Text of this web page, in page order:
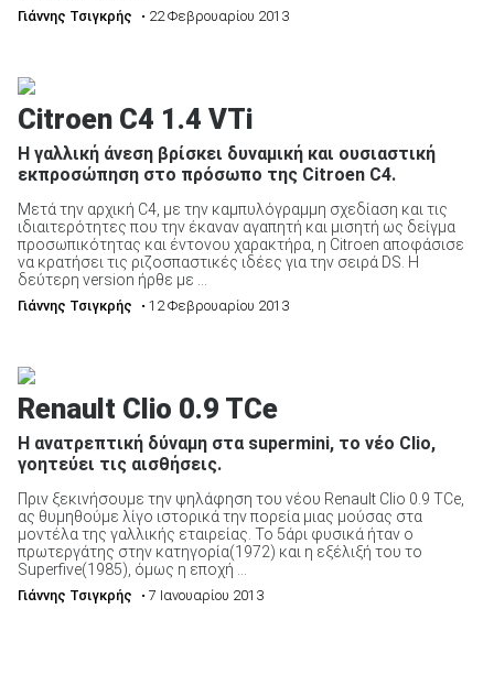
Γιάννης Τσιγκρής • 22 Φεβρουαρίου 2013
Citroen C4 1.4 VTi
Η γαλλική άνεση βρίσκει δυναμική και ουσιαστική
εκπροσώπηση στο πρόσωπο της Citroen C4.
Μετά την αρχική C4, με την καμπυλόγραμμη σχεδίαση και τις
ιδιαιτερότητες που την έκαναν αγαπητή και μισητή ως δείγμα
προσωπικότητας και έντονου χαρακτήρα, η Citroen αποφάσισε
να κρατήσει τις ριζοσπαστικές ιδέες για την σειρά DS. Η
δεύτερη version ήρθε με ...
Γιάννης Τσιγκρής • 12 Φεβρουαρίου 2013
Renault Clio 0.9 TCe
Η ανατρεπτική δύναμη στα supermini, το νέο Clio,
γοητεύει τις αισθήσεις.
Πριν ξεκινήσουμε την ψηλάφηση του νέου Renault Clio 0.9 TCe,
ας θυμηθούμε λίγο ιστορικά την πορεία μιας μούσας στα
μοντέλα της γαλλικής εταιρείας. Το 5άρι φυσικά ήταν ο
πρωτεργάτης στην κατηγορία(1972) και η εξέλιξή του το
Superfive(1985), όμως η εποχή ...
Γιάννης Τσιγκρής • 7 Ιανουαρίου 2013